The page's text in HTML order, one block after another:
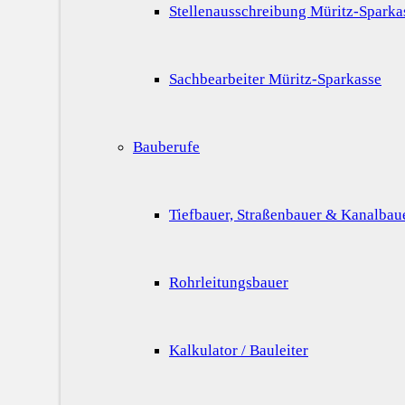
Stellenausschreibung Müritz-
Sachbearbeiter Müritz-Sparkasse
Bauberufe
Tiefbauer, Straßenbauer &
Rohrleitungsbauer
Kalkulator / Bauleiter